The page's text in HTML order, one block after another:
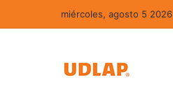
miércoles, agosto 5 2026